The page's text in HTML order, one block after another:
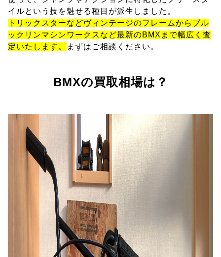
イルという技を魅せる種目が派生しました。
トリックスターなどヴィンテージのフレームからブル
ックリンマシンワークスなど最新のBMXまで幅広く査
定いたします。
まずはご相談ください。
BMXの買取相場は？